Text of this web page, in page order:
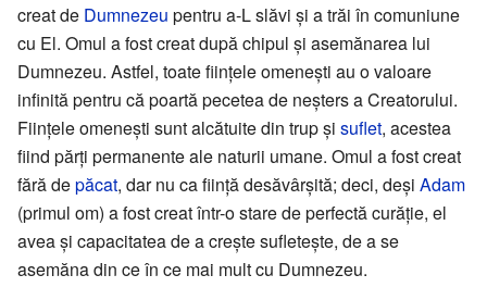
creat de Dumnezeu pentru a-L slăvi și a trăi în comuniune
cu El. Omul a fost creat după chipul și asemănarea lui
Dumnezeu. Astfel, toate ființele omenești au o valoare
infinită pentru că poartă pecetea de neșters a Creatorului.
Ființele omenești sunt alcătuite din trup și suflet, acestea
fiind părți permanente ale naturii umane. Omul a fost creat
fără depăcat, dar nu ca ființă desăvârșită; deci, deși Adam
(primul om) a fost creat într-o stare de perfectă curăție, el
avea și capacitatea de a crește sufletește, de a se
asemăna din ce în ce mai mult cu Dumnezeu.